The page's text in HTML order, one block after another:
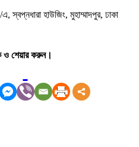
স্বপ্নধারা হাউজিং, মুহাম্মাদপুর, ঢাকা
ও শেয়ার করুন।